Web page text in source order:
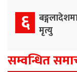
६ मृत्यु
सम्वन्धित